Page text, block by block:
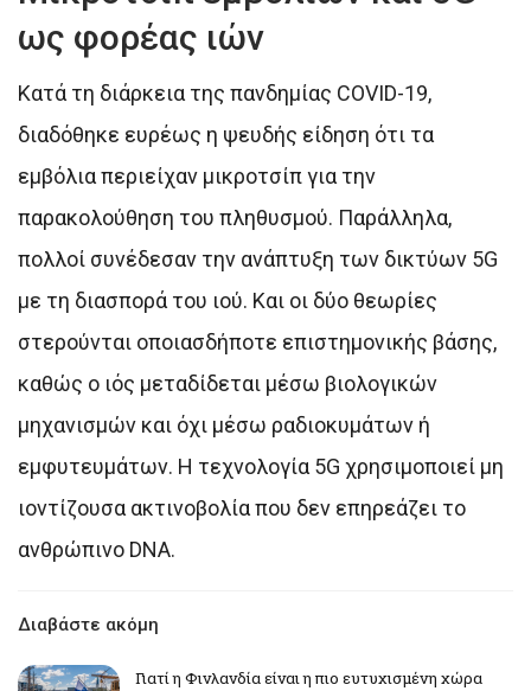
ως φορέας ιών
Κατά τη διάρκεια της πανδημίας COVID-19,
διαδόθηκε ευρέως η ψευδής είδηση ότι τα
εμβόλια περιείχαν μικροτσίπ για την
παρακολούθηση του πληθυσμού. Παράλληλα,
πολλοί συνέδεσαν την ανάπτυξη των δικτύων 5G
με τη διασπορά του ιού. Και οι δύο θεωρίες
στερούνται οποιασδήποτε επιστημονικής βάσης,
καθώς ο ιός μεταδίδεται μέσω βιολογικών
μηχανισμών και όχι μέσω ραδιοκυμάτων ή
εμφυτευμάτων. Η τεχνολογία 5G χρησιμοποιεί μη
ιοντίζουσα ακτινοβολία που δεν επηρεάζει το
ανθρώπινο DNA.
Διαβάστε ακόμη
Γιατί η Φινλανδία είναι η πιο ευτυχισμένη χώρα